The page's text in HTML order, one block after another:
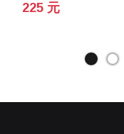
225 元